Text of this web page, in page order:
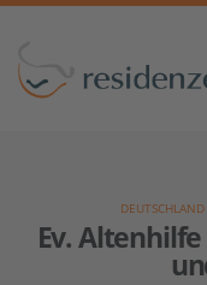
Ev.
DEUTSCHLAND